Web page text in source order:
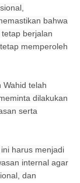
bahwa
berjalan
memperoleh
Wahid telah
dilakukan
serta
harus menjadi
internal agar
dan